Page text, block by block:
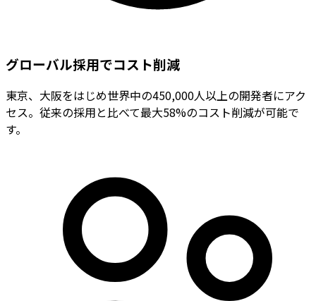
グローバル採用でコスト削減
東京、大阪をはじめ世界中の450,000人以上の開発者にアク
セス。従来の採用と比べて最大58%のコスト削減が可能で
す。